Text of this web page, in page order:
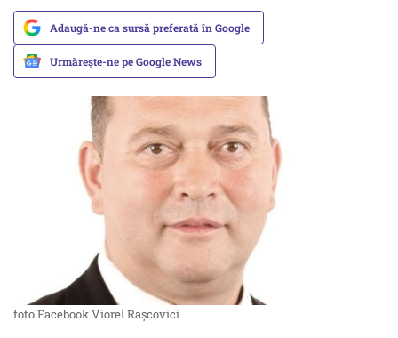
Adaugă-ne ca sursă preferată în Google
Urmărește-ne pe Google News
foto Facebook Viorel Rașcovici